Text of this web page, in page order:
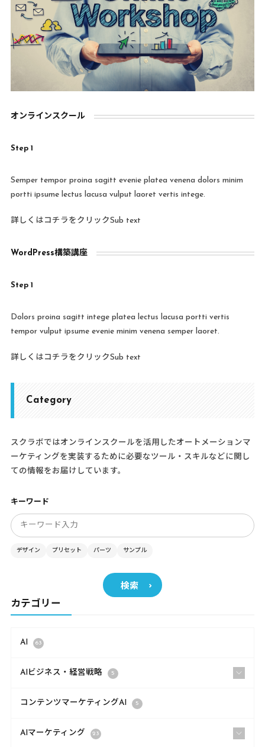
オンラインスクール
Step 1
Semper tempor proina sagitt evenie platea venena dolors minim
portti ipsume lectus lacusa vulput laoret vertis intege.
詳しくはコチラをクリックSub text
WordPress構築講座
Step 1
Dolors proina sagitt intege platea lectus lacusa portti vertis
tempor vulput ipsume evenie minim venena semper laoret.
詳しくはコチラをクリックSub text
Category
スクラボではオンラインスクールを活用したオートメーションマ
ーケティングを実装するために必要なツール・スキルなどに関し
ての情報をお届けしています。
キーワード
デザイン プリセット パーツ サンプル
検索
カテゴリー
AI 63
AIビジネス・経営戦略 5
コンテンツマーケティングAI 5
AIマーケティング 23